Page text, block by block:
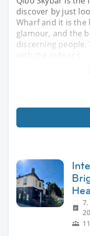
discover by just
Wharf and it is the
glamour, and the
discerning people.